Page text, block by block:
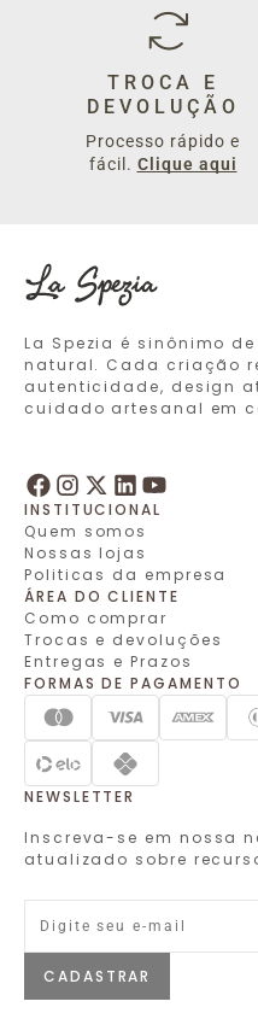
TROCA E
DEVOLUÇÃO
Processo rápido e
fácil. Clique aqui
La Spezia é sinônimo
natural. Cada criação
autenticidade, design
cuidado artesanal em
INSTITUCIONAL
Quem somos
Nossas lojas
Politicas da empresa
ÁREA DO CLIENTE
Como comprar
Trocas e devoluções
Entregas e Prazos
FORMAS DE PAGAMENTO
NEWSLETTER
Inscreva-se em nossa
atualizado sobre
CADASTRAR